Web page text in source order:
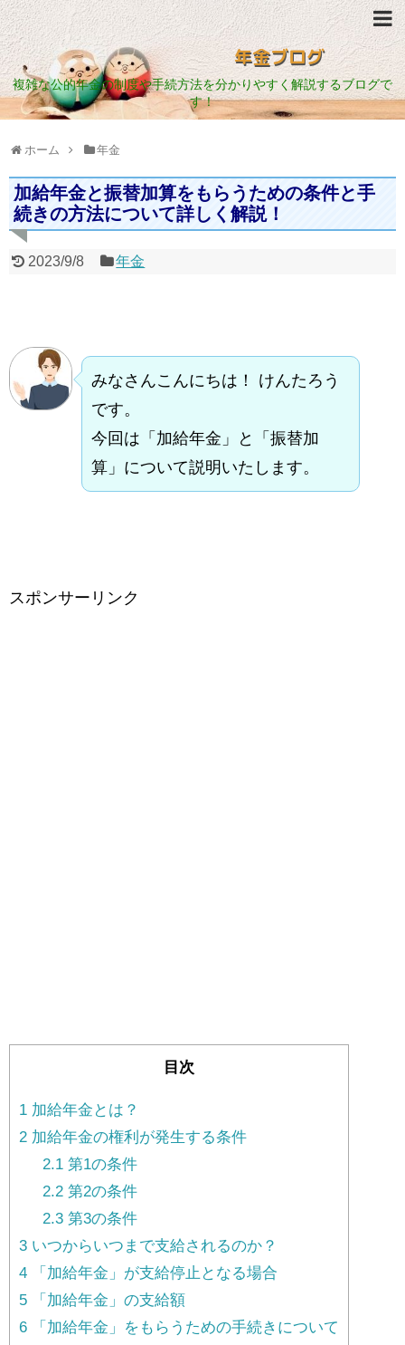
年金ブログ
複雑な公的年金の制度や手続方法を分かりやすく解説するブログで
す！
ホーム 年金
加給年金と振替加算をもらうための条件と手
続きの方法について詳しく解説！
2023/9/8 年金
みなさんこんにちは！ けんたろう
です。
今回は「加給年金」と「振替加
算」について説明いたします。
スポンサーリンク
目次
1 加給年金とは？
2 加給年金の権利が発生する条件
2.1第1の条件
2.2第2の条件
2.3第3の条件
3 いつからいつまで支給されるのか？
4 「加給年金」が支給停止となる場合
5 「加給年金」の支給額
6 「加給年金」をもらうための手続きについて